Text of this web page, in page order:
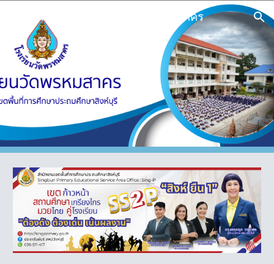
Skip to main content Skip to navigation
ยินดีต้อนรับสู่โรงเรียนวัดพรหมสาคร